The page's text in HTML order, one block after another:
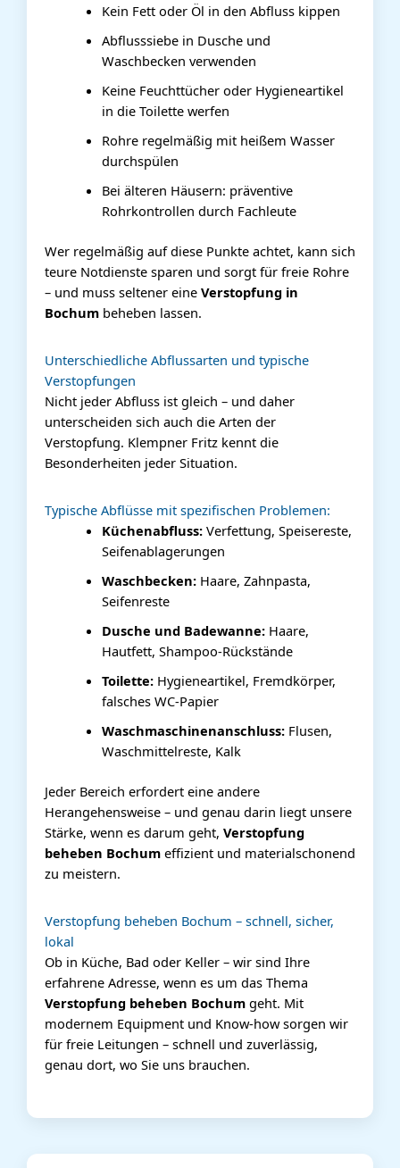
Kein Fett oder Öl in den Abfluss kippen
Abflusssiebe in Dusche und
Waschbecken verwenden
Keine Feuchttücher oder Hygieneartikel
in die Toilette werfen
Rohre regelmäßig mit heißem Wasser
durchspülen
Bei älteren Häusern: präventive
Rohrkontrollen durch Fachleute
Wer regelmäßig auf diese Punkte achtet, kann sich
teure Notdienste sparen und sorgt für freie Rohre
– und muss seltener eine Verstopfung in
Bochum beheben lassen.
Unterschiedliche Abflussarten und typische
Verstopfungen
Nicht jeder Abfluss ist gleich – und daher
unterscheiden sich auch die Arten der
Verstopfung. Klempner Fritz kennt die
Besonderheiten jeder Situation.
Typische Abflüsse mit spezifischen Problemen:
Küchenabfluss:Verfettung, Speisereste,
Seifenablagerungen
Waschbecken:Haare, Zahnpasta,
Seifenreste
Dusche und Badewanne:Haare,
Hautfett, Shampoo-Rückstände
Toilette:Hygieneartikel, Fremdkörper,
falsches WC-Papier
Waschmaschinenanschluss:Flusen,
Waschmittelreste, Kalk
Jeder Bereich erfordert eine andere
Herangehensweise – und genau darin liegt unsere
Stärke, wenn es darum geht, Verstopfung
beheben Bochum effizient und materialschonend
zu meistern.
Verstopfung beheben Bochum – schnell, sicher,
lokal
Ob in Küche, Bad oder Keller – wir sind Ihre
erfahrene Adresse, wenn es um das Thema
Verstopfung beheben Bochum geht. Mit
modernem Equipment und Know-how sorgen wir
für freie Leitungen – schnell und zuverlässig,
genau dort, wo Sie uns brauchen.